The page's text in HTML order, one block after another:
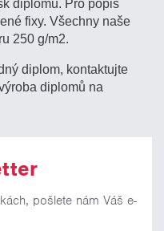
diplomu. Pro popis
fixy. Všechny naše
250 g/m2.
diplom, kontaktujte
diplomů na
pošlete nám Váš e-